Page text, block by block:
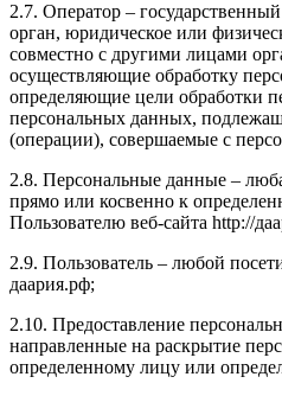
2.7. Оператор –
орган, юридическое или
совместно с другими лицами
осуществляющие обработку
определяющие цели обработки
персональных данных,
(операции), совершаемые с
2.8. Персональные данные –
прямо или косвенно к
Пользователю веб-сайта http://
2.9. Пользователь – любой
даария.рф;
2.10. Предоставление
направленные на раскрытие
определенному лицу или